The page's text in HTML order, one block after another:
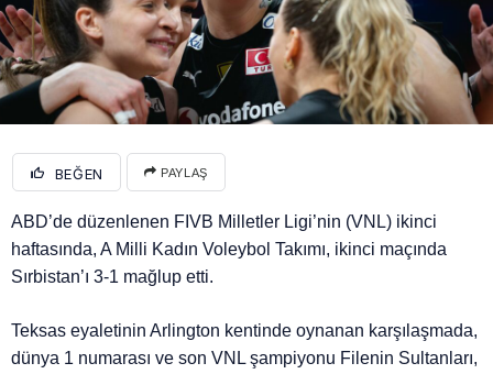
BEĞEN PAYLAŞ
ABD’de düzenlenen FIVB Milletler Ligi’nin (VNL) ikinci
haftasında, A Milli Kadın Voleybol Takımı, ikinci maçında
Sırbistan’ı 3-1 mağlup etti.
Teksas eyaletinin Arlington kentinde oynanan karşılaşmada,
dünya 1 numarası ve son VNL şampiyonu Filenin Sultanları,